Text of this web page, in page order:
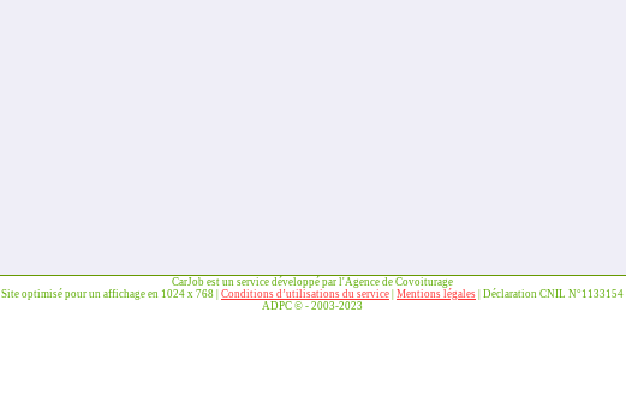
CarJob est un service développé par l'Agence de Covoiturage
Site optimisé pour un affichage en 1024 x 768 | Conditions d’utilisations du service Mentions légales | Déclaration CNIL N°1133154
ADPC © - 2003-2023